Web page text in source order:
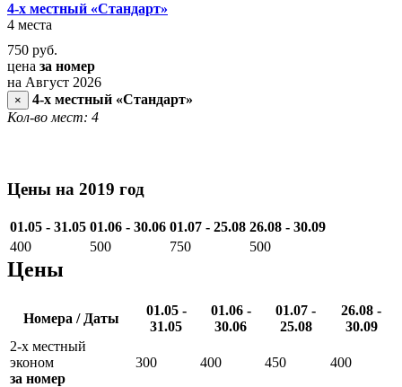
4-х местный «Стандарт»
4 места
750 руб.
цена за номер
на Август 2026
×
4-х местный «Стандарт»
Кол-во мест: 4
Цены на 2019 год
01.05 - 31.05 01.06 - 30.06 01.07 - 25.08 26.08 - 30.09
400
500 750 500
Цены
Номера / Даты
01.05 -
31.05
01.06 -
30.06
01.07 -
25.08
26.08 -
30.09
2-х местный
эконом
за номер
300 400 450 400